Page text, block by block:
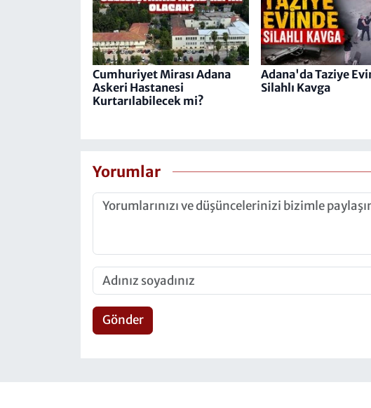
Cumhuriyet Mirası Adana
Askeri Hastanesi
Kurtarılabilecek mi?
Adana'da Taziye
Silahlı Kavga
Yorumlar
Gönder